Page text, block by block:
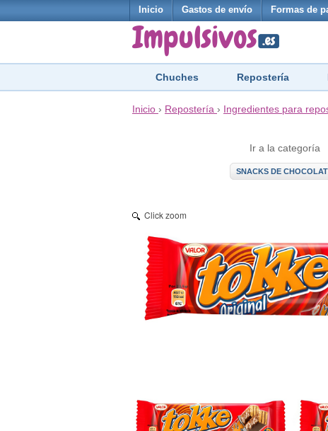
Inicio Gastos de envío Formas de
Chuches Repostería
Inicio › Repostería › Ingredientes para
Ir a la categoría
SNACKS DE
Click zoom